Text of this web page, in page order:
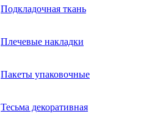
Подкладочная ткань
Плечевые накладки
Пакеты упаковочные
Тесьма декоративная